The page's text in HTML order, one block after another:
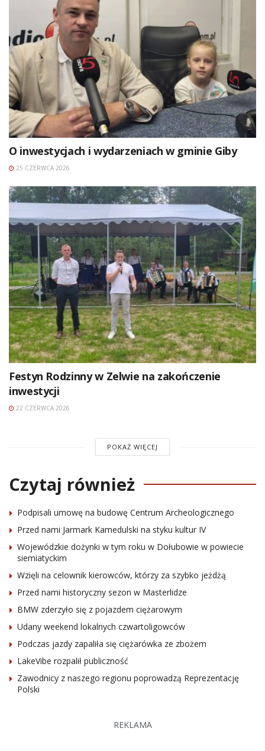
O inwestycjach i wydarzeniach w gminie Giby
25 CZERWCA 2026
Festyn Rodzinny w Zelwie na zakończenie
inwestycji
22 CZERWCA 2026
POKAŻ WIĘCEJ
Czytaj również
Podpisali umowę na budowę Centrum Archeologicznego
Przed nami Jarmark Kamedulski na styku kultur IV
Wojewódzkie dożynki w tym roku w Dołubowie w powiecie
siemiatyckim
Wzięli na celownik kierowców, którzy za szybko jeżdżą
Przed nami historyczny sezon w Masterlidze
BMW zderzyło się z pojazdem ciężarowym
Udany weekend lokalnych czwartoligowców
Podczas jazdy zapaliła się ciężarówka ze zbożem
LakeVibe rozpalił publiczność
Zawodnicy z naszego regionu poprowadzą Reprezentację
Polski
REKLAMA